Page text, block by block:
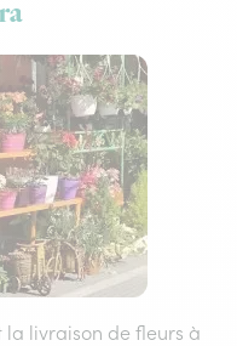
la livraison de fleurs à